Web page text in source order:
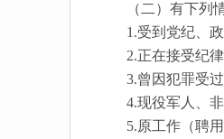
（二）有下列情
1.受到党纪、政
2.正在接受纪律
3.曾因犯罪受过
4.现役军人、非
5.原工作（聘用